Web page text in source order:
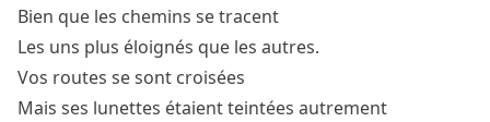
Bien que les chemins se tracent
Les uns plus éloignés que les autres.
Vos routes se sont croisées
Mais ses lunettes étaient teintées autrement